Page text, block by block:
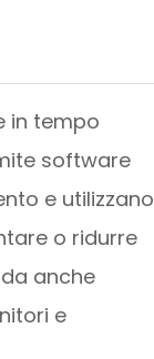
in tempo
software
e utilizzano
o ridurre
anche
e